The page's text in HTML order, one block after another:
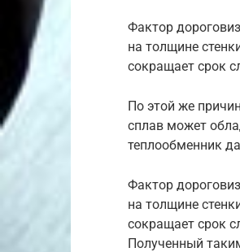
Фактор
на толщине
сокращает срок
По этой же
сплав может
теплообменник
Фактор
на толщине
сокращает срок
Полученный